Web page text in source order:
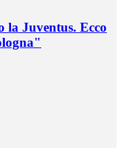
la Juventus. Ecco